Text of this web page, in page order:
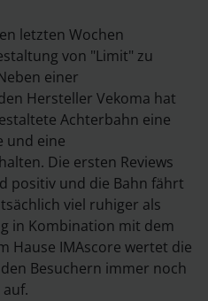
letzten Wochen
von "Limit" zu
einer
Hersteller Vekoma hat
Achterbahn eine
und eine
Die ersten Reviews
positiv und die Bahn fährt
viel ruhiger als
in Kombination mit dem
Hause IMAscore wertet die
Besuchern immer noch